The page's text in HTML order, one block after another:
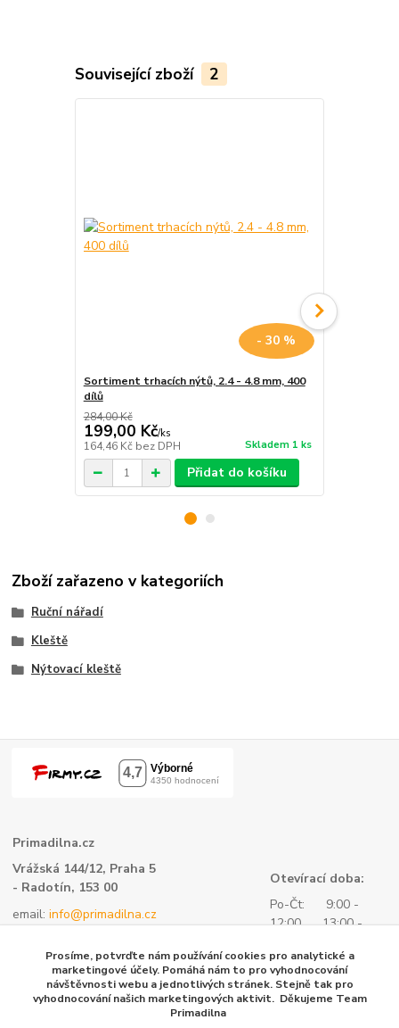
Související zboží 2
- 30 %
Sortiment trhacích nýtů, 2.4 - 4.8 mm, 400
dílů
284,00 Kč
199,00 Kč/ks
164,46 Kč bez DPH Skladem 1 ks
Přidat do košíku
Zboží zařazeno v kategoriích
Ruční nářadí
Kleště
Nýtovací kleště
Primadilna.cz
Vrážská 144/12, Praha 5
- Radotín, 153 00
email:info@primadilna.cz
- všeobecné informace
kontaktní formulář
+420 604 153 144 -
Otevírací doba:
Po-Čt: 9:00 -
12:00 13:00 -
Pá: 9:00 -
14:00
Prosíme, potvrďte nám používání cookies pro analytické a
marketingové účely. Pomáhá nám to pro vyhodnocování
návštěvnosti webu a jednotlivých stránek. Stejně tak pro
vyhodnocování našich marketingových aktivit. Děkujeme Team
Primadilna